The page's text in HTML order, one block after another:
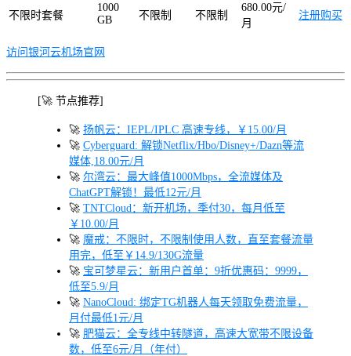
不限时套餐
1000
GB
不限制 不限制
680.00元/
月
注册购买
访问银河云机场官网
[🚀 节点推荐]
🚀 扬帆云：IEPL/IPLC 高速专线，￥15.00/月
🚀 Cyberguard: 解锁Netflix/Hbo/Disney+/Dazn等流
媒体,18.00元/月
🚀 尔湾云：最大峰值1000Mbps，全流媒体及
ChatGPT解锁！最低12元/月
🚀 TNTCloud：新开机场，季付30，每月低至
￥10.00/月
🚀 魔戒：不限时，不限制使用人数，直至套餐流量
用完，低至￥14.9/130G流量
🚀 宝可梦星云：新用户首单：9折优惠码：9999，
低至5.9/月
🚀 NanoCloud: 绑定TG机器人每天领取免费流量，
月付最低1元/月
🚀 肥猫云：全专线中转隧道，高速大宽带不限设备
数，低至6元/月（年付）